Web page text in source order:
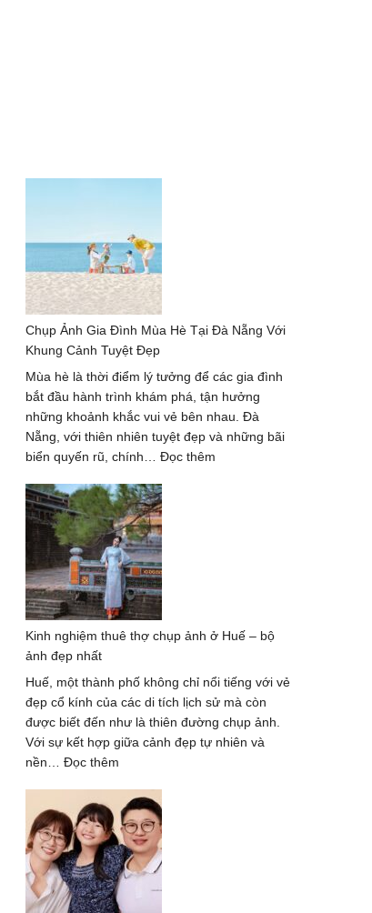
Chụp Ảnh Gia Đình Mùa Hè Tại Đà Nẵng Với
Khung Cảnh Tuyệt Đẹp
Mùa hè là thời điểm lý tưởng để các gia đình
bắt đầu hành trình khám phá, tận hưởng
những khoảnh khắc vui vẻ bên nhau. Đà
Nẵng, với thiên nhiên tuyệt đẹp và những bãi
biển quyến rũ, chính… Đọc thêm
Nẵng
Khung
Cảnh
Tuyệt
Đẹp
Kinh nghiệm thuê thợ chụp ảnh ở Huế – bộ
ảnh đẹp nhất
Huế, một thành phố không chỉ nổi tiếng với vẻ
đẹp cổ kính của các di tích lịch sử mà còn
được biết đến như là thiên đường chụp ảnh.
Với sự kết hợp giữa cảnh đẹp tự nhiên và
nền… Đọc thêm
nghiệm
thuê
thợ
chụp
ảnh
ở